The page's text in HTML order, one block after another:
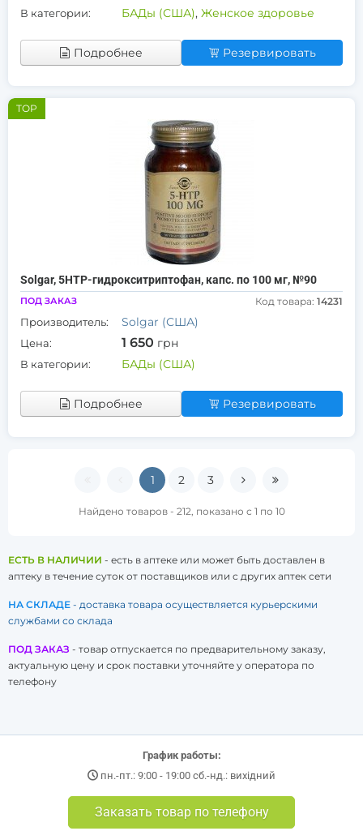
В категории: БАДы (США), Женское здоровье
Подробнее Резервировать
TOP
Solgar, 5HTP-гидрокситриптофан, капс. по 100 мг, №90
ПОД ЗАКАЗ Код товара: 14231
Производитель: Solgar (США)
Цена: 1 650 грн
В категории: БАДы (США)
Подробнее Резервировать
1 2 3
Найдено товаров - 212, показано с 1 по 10
ЕСТЬ В НАЛИЧИИ - есть в аптеке или может быть доставлен в
аптеку в течение суток от поставщиков или с других аптек сети
НА СКЛАДЕ - доставка товара осуществляется курьерскими
службами со склада
ПОД ЗАКАЗ - товар отпускается по предварительному заказу,
актуальную цену и срок поставки уточняйте у оператора по
телефону
График работы:
пн.-пт.: 9:00 - 19:00 сб.-нд.: вихідний
Заказать товар по телефону